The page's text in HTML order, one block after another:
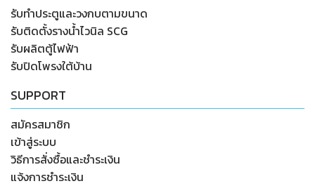
รับทำประตูและวงกบตามขนาด
รับติดตั้งรางน้ำไวนิล SCG
รับผลิตตู้ไฟฟ้า
รับปิดโพรงใต้บ้าน
SUPPORT
สมัครสมาชิก
เข้าสู่ระบบ
วิธีการสั่งซื้อและชำระเงิน
แจ้งการชำระเงิน